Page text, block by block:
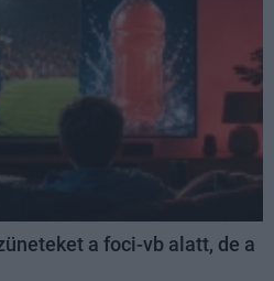
a foci-vb alatt, de a